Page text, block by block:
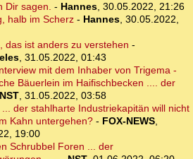
Dir sagen. - Hannes, 30.05.2022, 21:26
halb im Scherz- Hannes, 30.05.2022,
das ist anders zu verstehen -
, 31.05.2022, 01:43
mit dem Inhaber von Trigema -
Bäuerlein im Haifischbecken .... der
NST, 31.05.2022, 03:58
der stahlharte Industriekapitän will nicht
Kahn untergehen? - FOX-NEWS,
19:00
Schrubbel Foren ... der